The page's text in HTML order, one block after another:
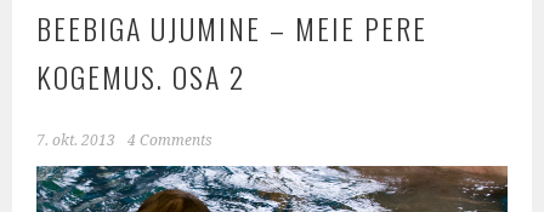
BEEBIGA UJUMINE – MEIE PERE
KOGEMUS. OSA 2
7. okt. 2013 4 Comments